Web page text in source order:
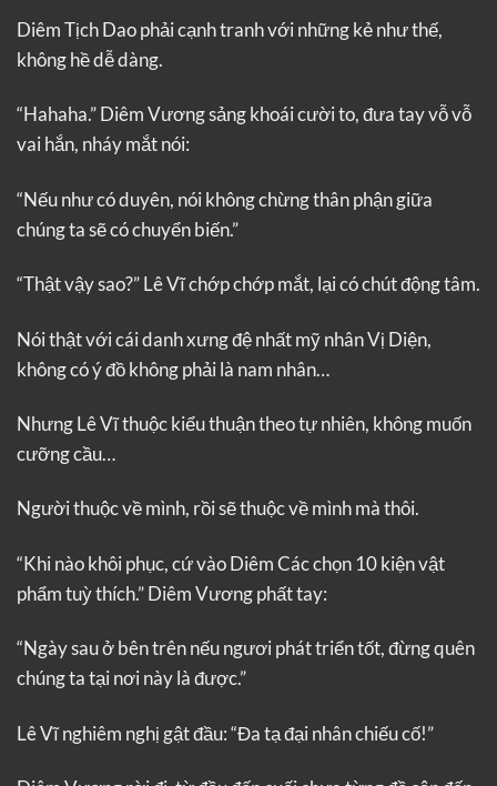
Diêm Tịch Dao phải cạnh tranh với những kẻ như thế,
không hề dễ dàng.
“Hahaha.” Diêm Vương sảng khoái cười to, đưa tay vỗ vỗ
vai hắn, nháy mắt nói:
“Nếu như có duyên, nói không chừng thân phận giữa
chúng ta sẽ có chuyển biến.”
“Thật vậy sao?” Lê Vĩ chớp chớp mắt, lại có chút động tâm.
Nói thật với cái danh xưng đệ nhất mỹ nhân Vị Diện,
không có ý đồ không phải là nam nhân…
Nhưng Lê Vĩ thuộc kiểu thuận theo tự nhiên, không muốn
cưỡng cầu…
Người thuộc về mình, rồi sẽ thuộc về mình mà thôi.
“Khi nào khôi phục, cứ vào Diêm Các chọn 10 kiện vật
phẩm tuỳ thích.” Diêm Vương phất tay:
“Ngày sau ở bên trên nếu ngươi phát triển tốt, đừng quên
chúng ta tại nơi này là được.”
Lê Vĩ nghiêm nghị gật đầu: “Đa tạ đại nhân chiếu cố!”